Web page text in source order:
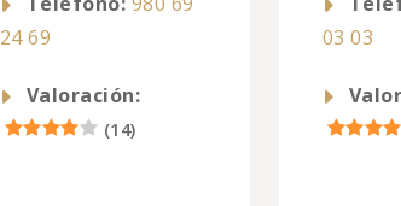
24 69
Valoración:
(14)
03 03